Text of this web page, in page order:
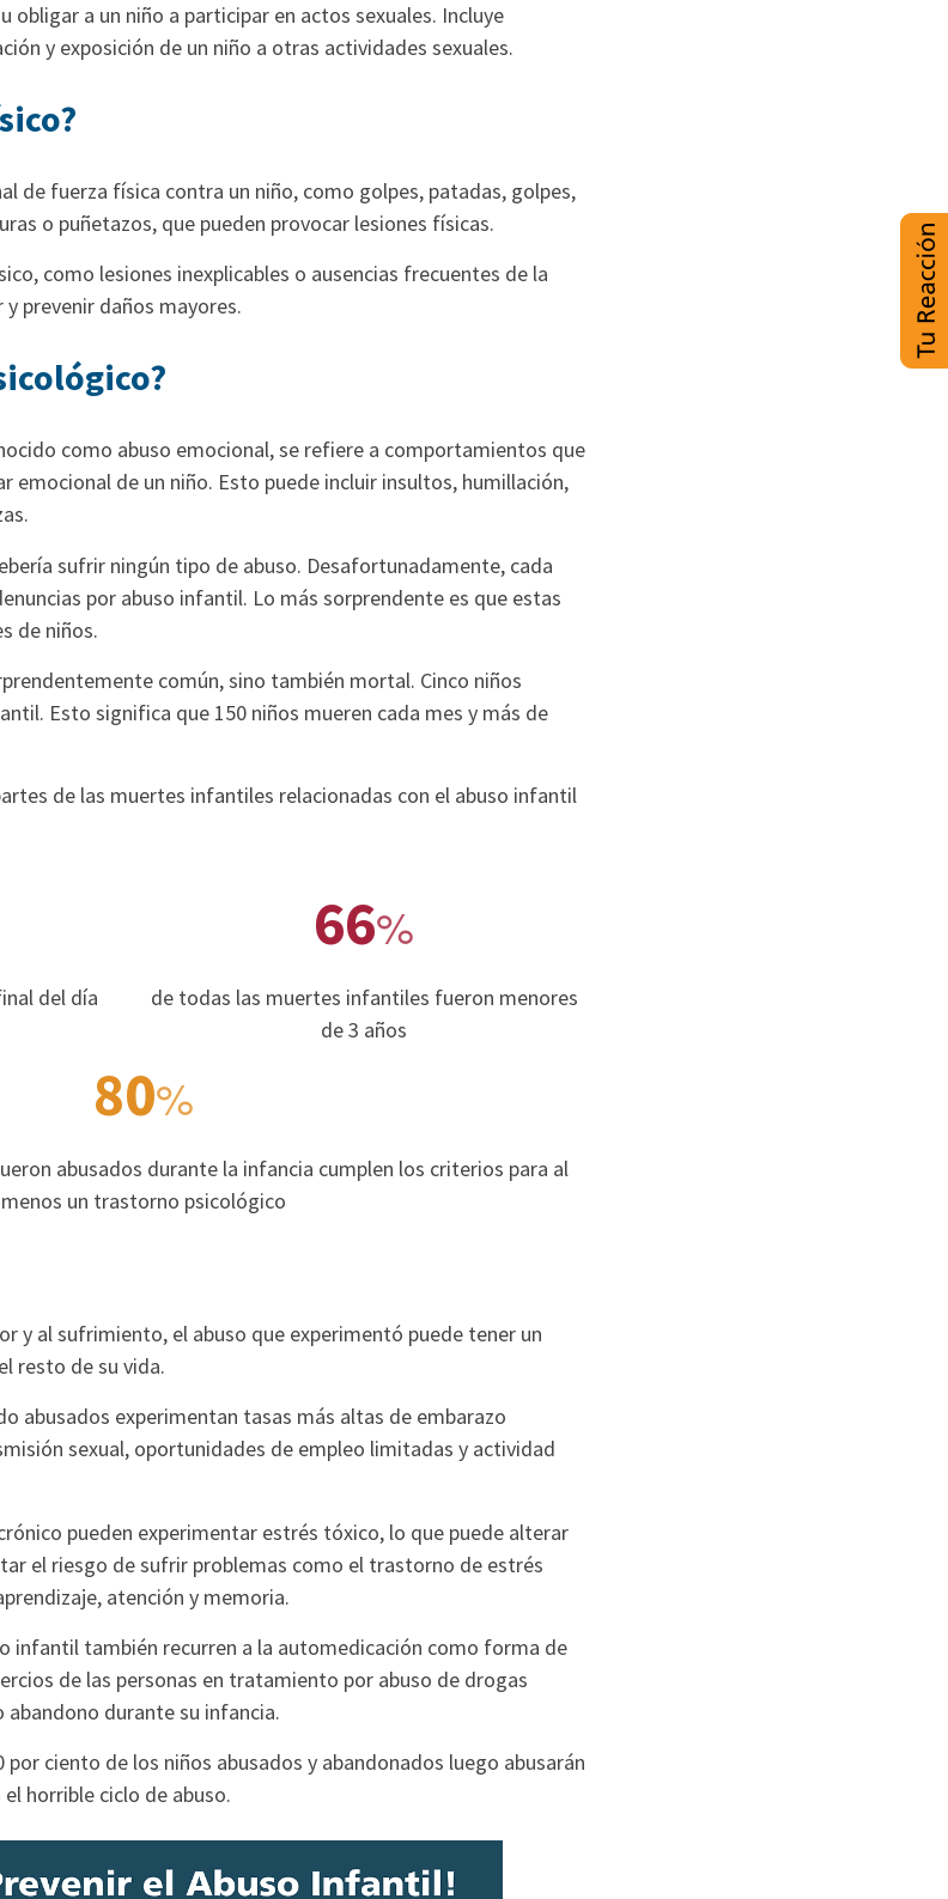
obligar a un niño a participar en actos sexuales. Incluye
y exposición de un niño a otras actividades sexuales.
de fuerza física contra un niño, como golpes, patadas, golpes,
o puñetazos, que pueden provocar lesiones físicas.
como lesiones inexplicables o ausencias frecuentes de la
prevenir daños mayores.
como abuso emocional, se refiere a comportamientos que
emocional de un niño. Esto puede incluir insultos, humillación,
sufrir ningún tipo de abuso. Desafortunadamente, cada
por abuso infantil. Lo más sorprendente es que estas
de niños.
común, sino también mortal. Cinco niños
Esto significa que 150 niños mueren cada mes y más de
de las muertes infantiles relacionadas con el abuso infantil
del día
66%
de todas las muertes infantiles fueron menores
de 3 años
80%
abusados durante la infancia cumplen los criterios para al
menos un trastorno psicológico
y al sufrimiento, el abuso que experimentó puede tener un
resto de su vida.
abusados ​​experimentan tasas más altas de embarazo
sexual, oportunidades de empleo limitadas y actividad
pueden experimentar estrés tóxico, lo que puede alterar
el riesgo de sufrir problemas como el trastorno de estrés
atención y memoria.
infantil también recurren a la automedicación como forma de
de las personas en tratamiento por abuso de drogas
durante su infancia.
ciento de los niños abusados ​​y abandonados luego abusarán
horrible ciclo de abuso.